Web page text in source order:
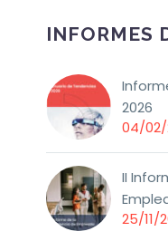
INFORMES
2026
04/02/
II
25/11/